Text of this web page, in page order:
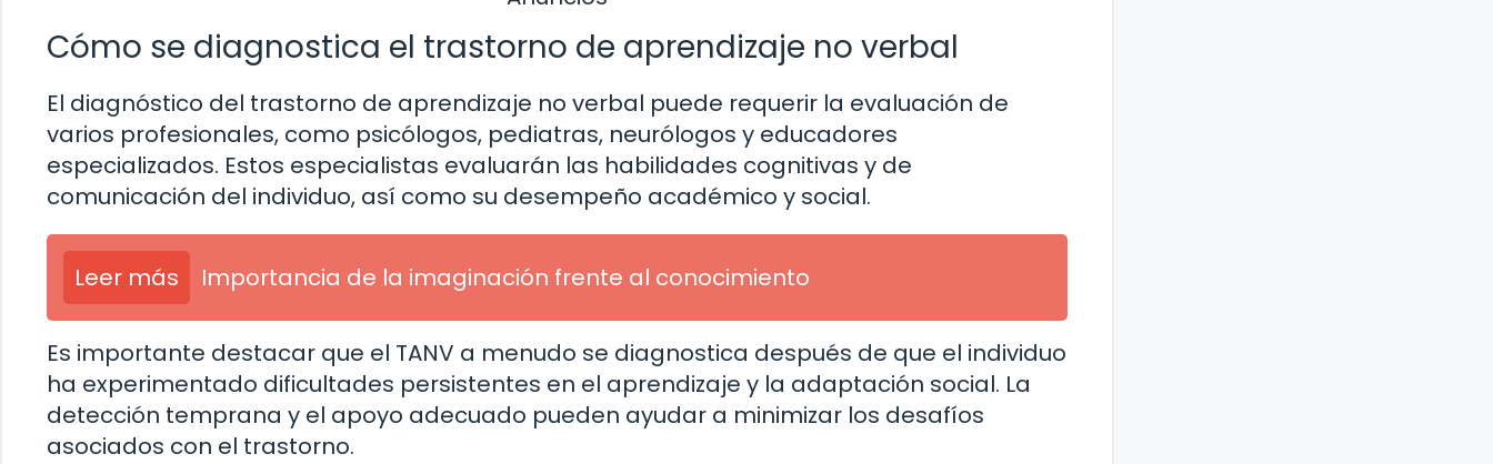
Cómo se diagnostica el trastorno de aprendizaje no verbal
El diagnóstico del trastorno de aprendizaje no verbal puede requerir la evaluación de
varios profesionales, como psicólogos, pediatras, neurólogos y educadores
especializados. Estos especialistas evaluarán las habilidades cognitivas y de
comunicación del individuo, así como su desempeño académico y social.
Leer más Importancia de la imaginación frente al conocimiento
Es importante destacar que el TANV a menudo se diagnostica después de que el individuo
ha experimentado dificultades persistentes en el aprendizaje y la adaptación social. La
detección temprana y el apoyo adecuado pueden ayudar a minimizar los desafíos
asociados con el trastorno.